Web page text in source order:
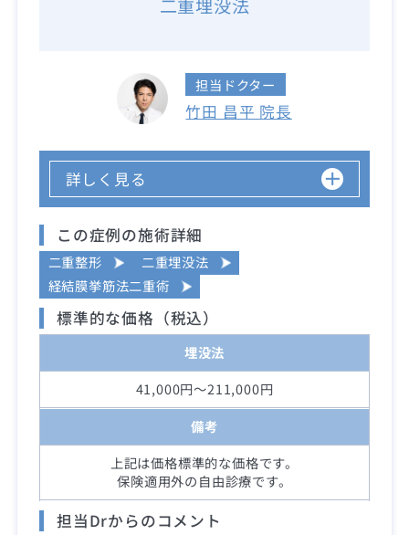
二重埋没法
担当ドクター
竹田 昌平 院長
詳しく見る
この症例の施術詳細
二重整形
二重埋没法
経結膜挙筋法二重術
標準的な価格（税込）
埋没法
41,000円～211,000円
備考
上記は価格標準的な価格です。
保険適用外の自由診療です。
担当Drからのコメント